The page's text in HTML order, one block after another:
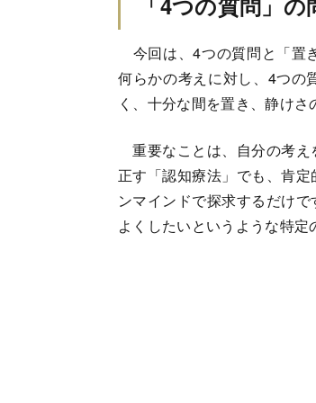
今回は、4つの質問と「置
何らかの考えに対し、4つの
く、十分な間を置き、静けさ
重要なことは、自分の考え
正す「認知療法」でも、肯
ンマインドで探求するだけ
よくしたいというような特定